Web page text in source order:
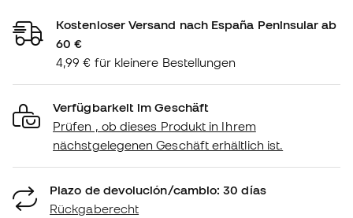
Kostenloser Versand nach España Peninsular ab
60 €
4,99 € für kleinere Bestellungen
Verfügbarkeit im Geschäft
Prüfen , ob dieses Produkt in Ihrem
nächstgelegenen Geschäft erhältlich ist.
Plazo de devolución/cambio: 30 días
Rückgaberecht